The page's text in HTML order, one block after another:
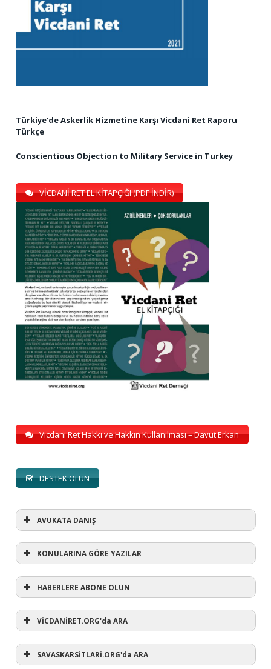
Türkiye’de Askerlik Hizmetine Karşı Vicdani Ret Raporu
Türkçe
Conscientious Objection to Military Service in Turkey
VİCDANİ RET EL KİTAPÇIĞI (PDF İNDİR)
Vicdani Ret Hakkı ve Hakkın Kullanılması – Davut Erkan
DESTEK OLUN
AVUKATA DANIŞ
AVUKATA DANIŞ
KONULARINA GÖRE YAZILAR
KONULARINA GÖRE YAZILAR
#refusewar(1)
'dur' ihtarı(3)
HABERLERE ABONE OLUN
VİCDANİRET.ORG'da ARA
SAVASKARSİTLARİ.ORG'da ARA